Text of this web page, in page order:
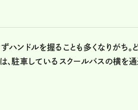
ハンドルを握ることも多くなりがち
、駐車しているスクールバスの横を